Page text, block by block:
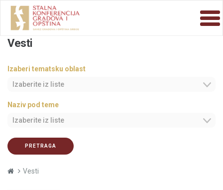
Vesti
Izaberi tematsku oblast
Izaberite iz liste
Naziv pod teme
Izaberite iz liste
PRETRAGA
Vesti